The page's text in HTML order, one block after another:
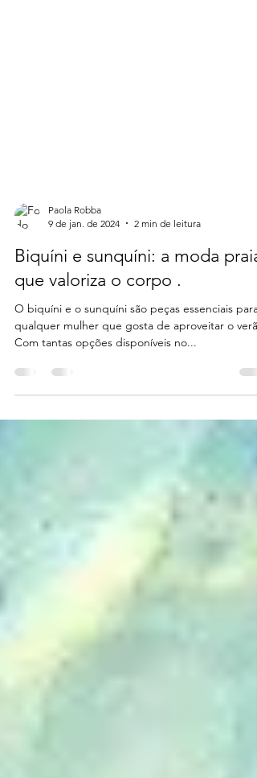
9 de jan. de 2024
2 min de leitura
Biquíni e sunquíni: a moda praia
que valoriza o corpo .
O biquíni e o sunquíni são peças essenciais para
Com tantas opções disponíveis no...